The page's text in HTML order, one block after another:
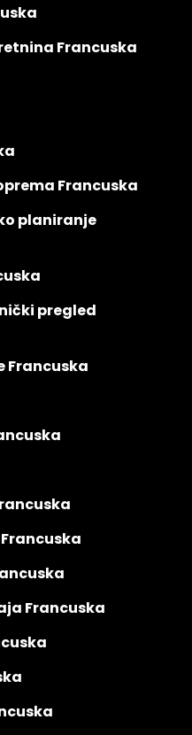
Francuska
Francuska
planiranje
pregled
Francuska
Francuska